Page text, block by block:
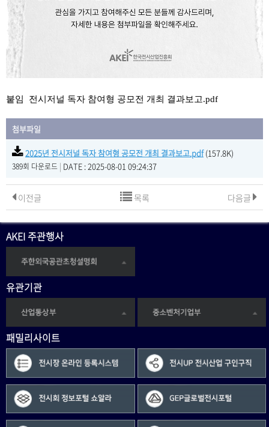
붙임 전시저널 독자 참여형 공모전 개최 결과보고.pdf
첨부파일
2025년 전시저널 독자 참여형 공모전 개최 결과보고.pdf(157.8K)
389회 다운로드 | DATE : 2025-08-01 09:24:37
이전글 다음글
목록
AKEI 주관행사
유관기관
패밀리사이트